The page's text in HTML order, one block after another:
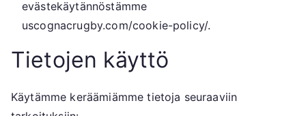
evästekäytännöstämme
uscognacrugby.com/cookie-policy/.
Tietojen käyttö
Käytämme keräämiämme tietoja seuraaviin